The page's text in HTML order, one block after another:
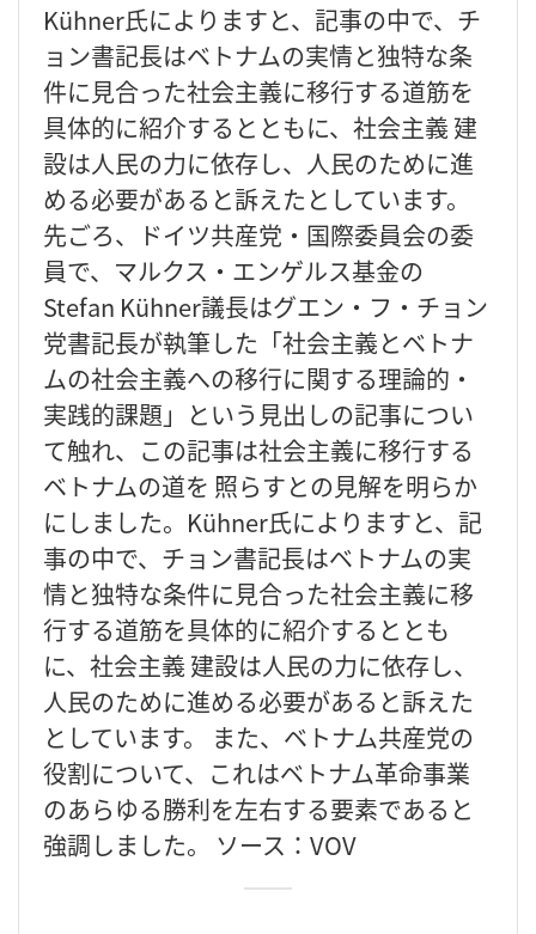
Kühner氏によりますと、記事の中で、チ
ョン書記長はベトナムの実情と独特な条
件に見合った社会主義に移行する道筋を
具体的に紹介するとともに、社会主義 建
設は人民の力に依存し、人民のために進
める必要があると訴えたとしています。
先ごろ、ドイツ共産党・国際委員会の委
員で、マルクス・エンゲルス基金の
Stefan Kühner議長はグエン・フ・チョン
党書記長が執筆した「社会主義とベトナ
ムの社会主義への移行に関する理論的・
実践的課題」という見出しの記事につい
て触れ、この記事は社会主義に移行する
ベトナムの道を 照らすとの見解を明らか
にしました。Kühner氏によりますと、記
事の中で、チョン書記長はベトナムの実
情と独特な条件に見合った社会主義に移
行する道筋を具体的に紹介するととも
に、社会主義 建設は人民の力に依存し、
人民のために進める必要があると訴えた
としています。 また、ベトナム共産党の
役割について、これはベトナム革命事業
のあらゆる勝利を左右する要素であると
強調しました。 ソース：VOV